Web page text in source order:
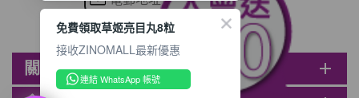
關於ZINOMALL add
免費領取草姬亮目丸8粒
接收ZINOMALL最新優惠
連結 WhatsApp 帳號